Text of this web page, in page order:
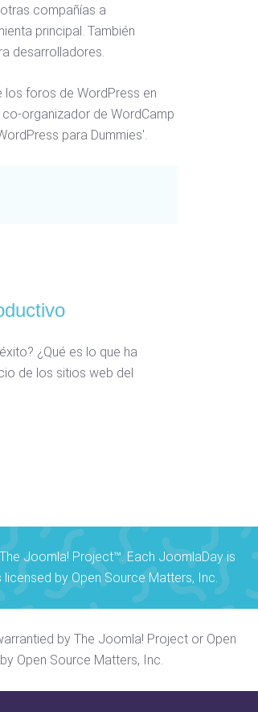
compañías a
principal. También
desarrolladores.
los foros de WordPress en
organizador de WordCamp
para Dummies'.
¿Qué es lo que ha
de los sitios web del
Joomla! Project™. Each JoomlaDay is
by Open Source Matters, Inc.
by The Joomla! Project or Open
Open Source Matters, Inc.